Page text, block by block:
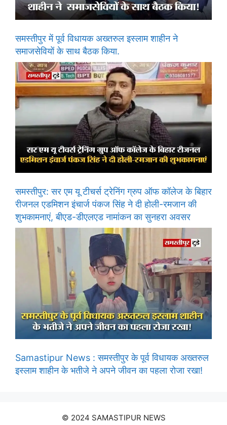
समस्तीपुर में पूर्व विधायक अख्तरुल इस्लाम शाहीन ने
समाजसेवियों के साथ बैठक किया.
समस्तीपुर: सर एम यू टीचर्स ट्रेनिंग ग्रुप ऑफ कॉलेज के बिहार
रीजनल एडमिशन इंचार्ज पंकज सिंह ने दी होली-रमजान की
शुभकामनाएं, बीएड-डीएलएड नामांकन का सुनहरा अवसर
Samastipur News : समस्तीपुर के पूर्व विधायक अख्तरुल
इस्लाम शाहीन के भतीजे ने अपने जीवन का पहला रोजा रखा!
© 2024 SAMASTIPUR NEWS